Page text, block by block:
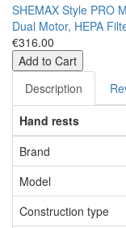
SHEMAX Style PRO
Dual Motor, HEPA
€316.00
Add to Cart
Description
Hand rests
Brand
Model
Construction type